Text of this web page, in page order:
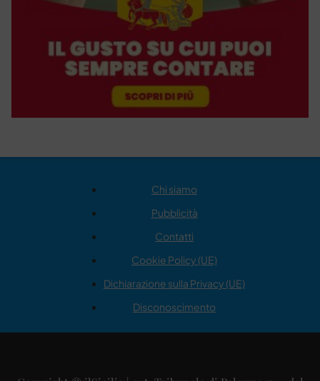
Chi siamo
Pubblicità
Contatti
Cookie Policy (UE)
Dichiarazione sulla Privacy (UE)
Disconoscimento